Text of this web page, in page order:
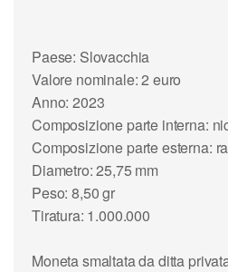
Paese: Slovacchia
Valore nominale: 2 euro
Anno: 2023
Composizione parte interna:
Composizione parte esterna:
Diametro: 25,75 mm
Peso: 8,50 gr
Tiratura: 1.000.000
Moneta smaltata da ditta